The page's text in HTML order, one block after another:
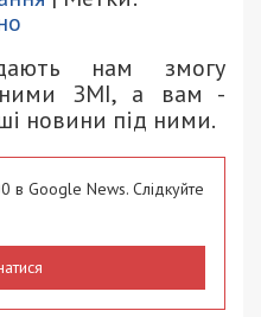
нам змогу
ЗМІ, а вам -
новини під ними.
в Google News. Слідкуйте